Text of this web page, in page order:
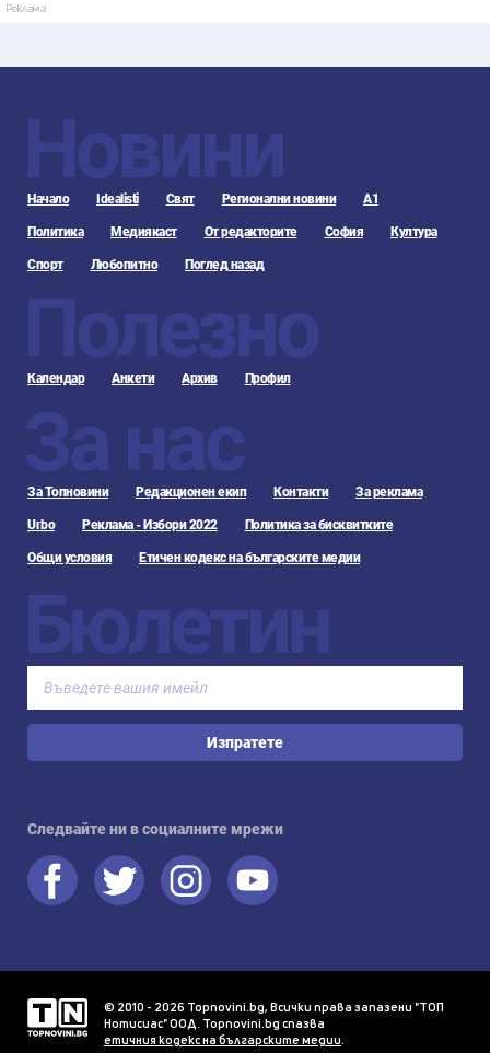
Реклама
Новини
Начало Idealisti Свят Регионални новини А1
Политика Медиякаст От редакторите София Култура
Спорт Любопитно Поглед назад
Полезно
Календар Анкети Архив Профил
За нас
За Топновини Редакционен екип Контакти За реклама
Urbo Реклама - Избори 2022 Политика за бисквитките
Общи условия Етичен кодекс на българските медии
Бюлетин
Изпратете
Следвайте ни в социалните мрежи
© 2010 - 2026 Topnovini.bg, Всички права запазени "ТОП
Нотисиас" ООД. Topnovini.bg спазва
етичния кодекс на българските медии.